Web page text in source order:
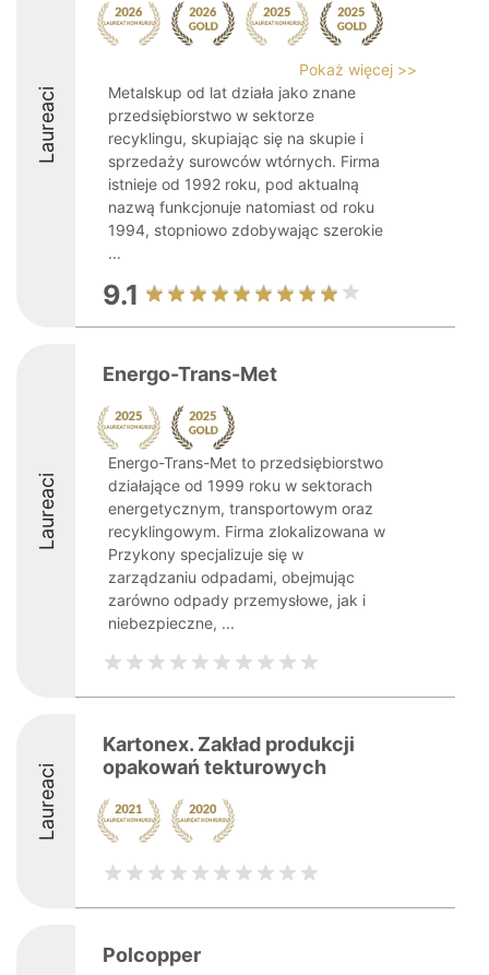
Laureaci
Pokaż więcej >>
Metalskup od lat działa jako znane
przedsiębiorstwo w sektorze
recyklingu, skupiając się na skupie i
sprzedaży surowców wtórnych. Firma
istnieje od 1992 roku, pod aktualną
nazwą funkcjonuje natomiast od roku
1994, stopniowo zdobywając szerokie
...
9.1
Laureaci
Energo-Trans-Met
Energo-Trans-Met to przedsiębiorstwo
działające od 1999 roku w sektorach
energetycznym, transportowym oraz
recyklingowym. Firma zlokalizowana w
Przykony specjalizuje się w
zarządzaniu odpadami, obejmując
zarówno odpady przemysłowe, jak i
niebezpieczne, ...
Laureaci
Kartonex. Zakład produkcji
opakowań tekturowych
Polcopper